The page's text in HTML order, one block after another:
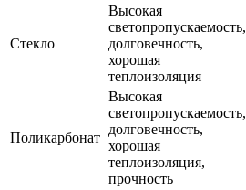
Стекло
Высокая
светопропускаемость,
долговечность,
хорошая
теплоизоляция
Поликарбонат
Высокая
светопропускаемость,
долговечность,
хорошая
теплоизоляция,
прочность